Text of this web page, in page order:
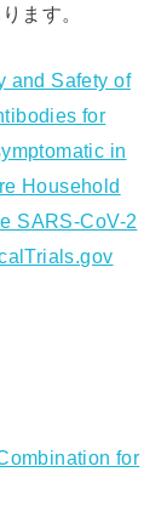
ます。
and Safety of
for
in
Household
SARS-CoV-2
for